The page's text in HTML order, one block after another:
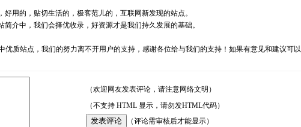
用的，贴切生活的，极客范儿的，互联网新发现的站点。
介中，我们会择优收录，好资源才是我们持久发展的基础。
优质站点，我们的努力离不开用户的支持，感谢各位给与我们的支持！如果有意见和建议可以
（欢迎网友发表评论，请注意网络文明）
（不支持 HTML 显示，请勿发HTML代码）
（评论需审核后才能显示）